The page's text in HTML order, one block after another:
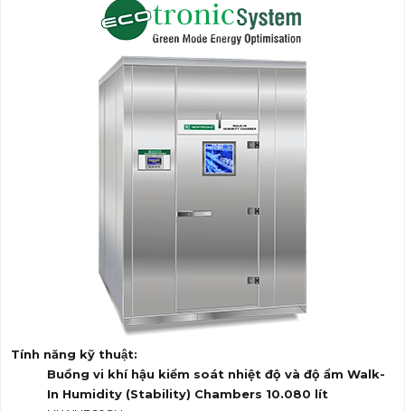
Tính năng kỹ thuật:
Buồng vi khíhậu kiểm soát nhiệt độ và độ ẩm Walk-
In Humidity (Stability) Chambers 10.080 lít